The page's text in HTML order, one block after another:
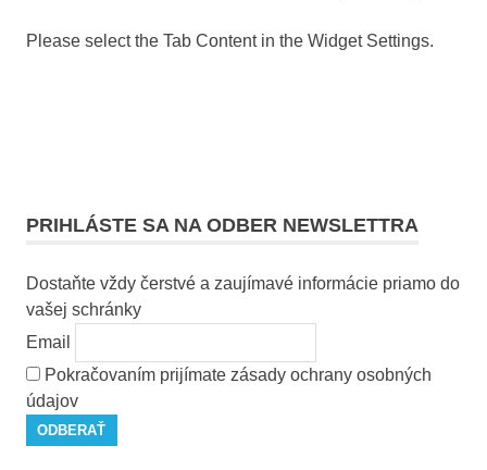
Please select the Tab Content in the Widget Settings.
PRIHLÁSTE SA NA ODBER NEWSLETTRA
Dostaňte vždy čerstvé a zaujímavé informácie priamo do
vašej schránky
Email
Pokračovaním prijímate zásady ochrany osobných
údajov